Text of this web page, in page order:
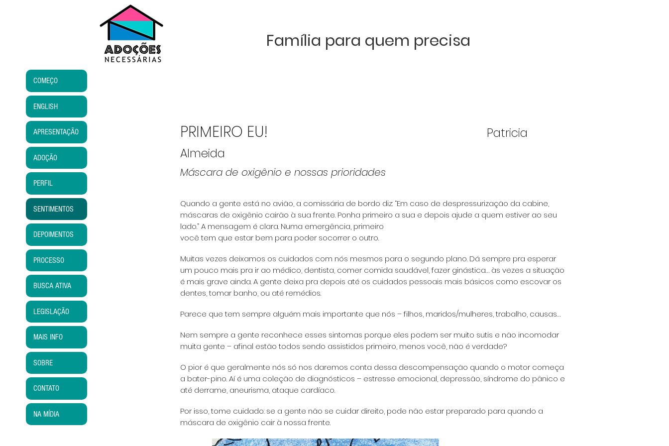
Família para quem precisa
PRIMEIRO EU!
Patricia
Almeida
Máscara de oxigênio e nossas prioridades
Quando a gente está no avião, a comissária de bordo diz: “Em caso de despressurização da cabine,
máscaras de oxigênio cairão à sua frente. Ponha primeiro a sua e depois ajude a quem estiver ao seu
lado.” A mensagem é clara. Numa emergência, primeiro
você tem que estar bem para poder socorrer o outro.
Muitas vezes deixamos os cuidados com nós mesmos para o segundo plano. Dá sempre pra esperar
um pouco mais pra ir ao médico, dentista, comer comida saudável, fazer ginástica… às vezes a situação
é mais grave ainda. A gente deixa pra depois até os cuidados pessoais mais básicos como escovar os
dentes, tomar banho, ou até remédios.
Parece que tem sempre alguém mais importante que nós – filhos, maridos/mulheres,trabalho, causas…
Nem sempre a gente reconhece esses sintomas porque eles podem ser muito sutis e não incomodar
muita gente – afinal estão todos sendo assistidos primeiro, menos você, não é verdade?
O pior é que geralmente nós só nos daremos conta dessa descompensação quando o motor começa
a bater-pino. Aí é uma coleção de diagnósticos – estresse emocional, depressão, síndrome do pânico e
até derrame, aneurisma, ataque cardíaco.
Por isso, tome cuidado: se a gente não se cuidar direito, pode não estar preparado para quando a
máscara de oxigênio cair à nossa frente.
COMEÇO
ENGLISH
APRESENTAÇÃO
ADOÇÃO
PERFIL
SENTIMENTOS
DEPOIMENTOS
PROCESSO
BUSCA ATIVA
LEGISLAÇÃO
MAIS INFO
SOBRE
CONTATO
NA MÍDIA